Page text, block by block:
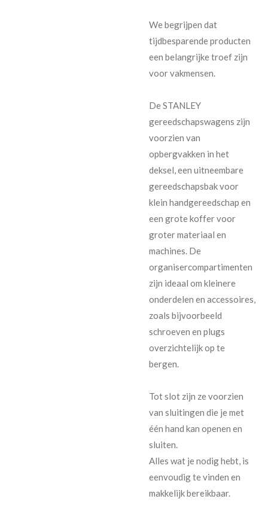
We begrijpen dat
tijdbesparende producten
een belangrijke troef zijn
voor vakmensen.
De STANLEY
gereedschapswagens zijn
voorzien van
opbergvakken in het
deksel, een uitneembare
gereedschapsbak voor
klein handgereedschap en
een grote koffer voor
groter materiaal en
machines. De
organisercompartimenten
zijn ideaal om kleinere
onderdelen en accessoires,
zoals bijvoorbeeld
schroeven en plugs
overzichtelijk op te
bergen.
Tot slot zijn ze voorzien
van sluitingen die je met
één hand kan openen en
sluiten.
Alles wat je nodig hebt, is
eenvoudig te vinden en
makkelijk bereikbaar.